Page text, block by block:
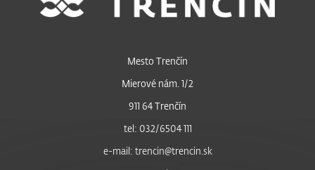
Mesto Trenčín
Mierové nám. 1/2
911 64 Trenčín
tel: 032/6504 111
e-mail: trencin@trencin.sk